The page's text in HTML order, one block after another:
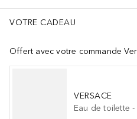
VOTRE CADEAU
Offert avec votre commande
VERSACE
Eau de toilette -